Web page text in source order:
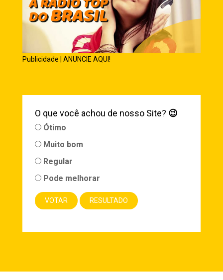
Publicidade | ANUNCIE AQUI!
O que você achou de nosso Site? 😉
Ótimo
Muito bom
Regular
Pode melhorar